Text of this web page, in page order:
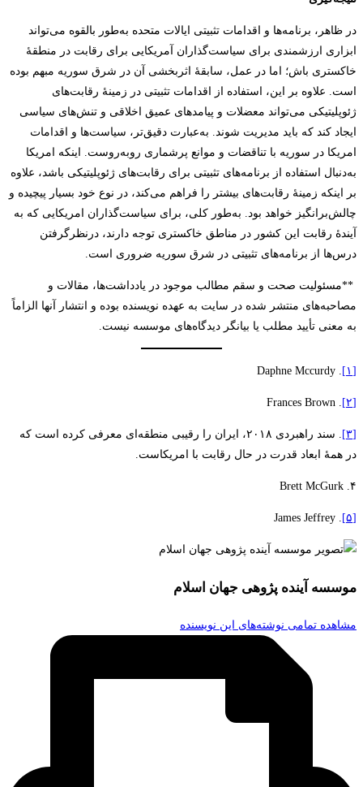
در ظاهر، برنامه‌ها و اقدامات تثبیتی ایالات متحده به‌طور بالقوه می‌تواند
ابزاری ارزشمندی برای سیاست‌گذاران آمریکایی برای رقابت در منطقۀ
خاکستری باش؛ اما در عمل، سابقۀ اثربخشی آن در شرق سوریه مبهم بوده
است. علاوه بر این، استفاده از اقدامات تثبیتی در زمینۀ رقابت‌های
ژئوپلیتیکی می‌تواند معضلات و پیامدهای عمیق اخلاقی و تنش‌های سیاسی
ایجاد کند که باید مدیریت شوند. به‌عبارت دقیق‌تر، سیاست‌ها و اقدامات
امریکا در سوریه با تناقضات و موانع پر‌شماری روبه‌روست. اینکه امریکا
به‌دنبال استفاده از برنامه‌های تثبیتی برای رقابت‌های ژئوپلیتیکی باشد، علاوه
بر اینکه زمینۀ رقابت‌های بیشتر را فراهم می‌کند، در نوع خود بسیار پیچیده و
چالش‌برانگیز خواهد بود. به‌طور کلی، برای سیاست‌گذاران امریکایی که به
آیندۀ رقابت این کشور در مناطق خاکستری توجه دارند، درنظرگرفتن
درس‌ها از برنامه‌های تثبیتی در شرق سوریه ضروری است.
**مسئولیت صحت و سقم مطالب موجود در یادداشت‌ها، مقالات و
مصاحبه‌های منتشر شده در سایت به عهده نویسنده بوده و انتشار آنها الزاماً
به معنی تأیید مطلب یا بیانگر دیدگاه‌های موسسه نیست.
[۱] . Daphne Mccurdy
[۲] . Frances Brown
[۳]
. سند راهبردی ۲۰۱۸، ایران را رقیبی منطقه‌ای معرفی کرده است که
در همۀ ابعاد قدرت در حال رقابت با امریکاست.
۴. Brett McGurk
[۵] . James Jeffrey
موسسه آینده پژوهی جهان اسلام
مشاهده تمامی نوشته‌های این نویسنده